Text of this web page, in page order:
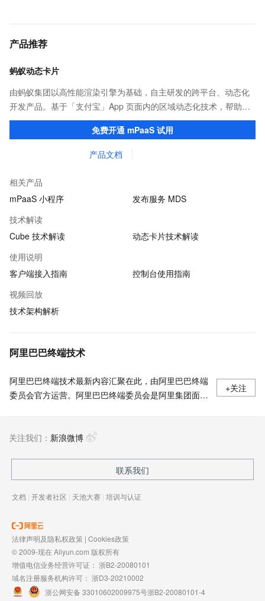
产品推荐
蚂蚁动态卡片
由蚂蚁集团以高性能渲染引擎为基础，自主研发的跨平台、动态化
开发产品。基于「支付宝」App 页面内的区域动态化技术，帮助客
户提升研发效率的同时，追求轻量、流畅的 App 性能体验。
免费开通 mPaaS 试用
产品文档
相关产品
mPaaS 小程序
发布服务 MDS
技术解读
Cube 技术解读
动态卡片技术解读
使用说明
客户端接入指南
控制台使用指南
视频回放
技术架构解析
阿里巴巴终端技术
阿里巴巴终端技术最新内容汇聚在此，由阿里巴巴终端
委员会官方运营。阿里巴巴终端委员会是阿里集团面向
策略和目标并落地执行，推动终端技术发展，帮助工程
巴终端域的官方公众号：阿里巴巴终端技术，欢迎关
注。
+关注
关注我们： 新浪微博
联系我们
文档 | 开发者社区 | 天池大赛 | 培训与认证
法律声明及隐私权政策 | Cookies政策
© 2009-现在 Aliyun.com 版权所有
增值电信业务经营许可证： 浙B2-20080101
域名注册服务机构许可： 浙D3-20210002
浙公网安备 33010602009975号浙B2-20080101-4